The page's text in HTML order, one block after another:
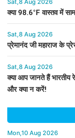
Sat,8 Aug 2026
क्या 98.6°F वास्तव में
Sat,8 Aug 2026
प्रेमानंद जी महाराज के
Sat,8 Aug 2026
क्या आप जानते हैं भारतीय
और क्या न करें!
Mon,10 Aug 2026